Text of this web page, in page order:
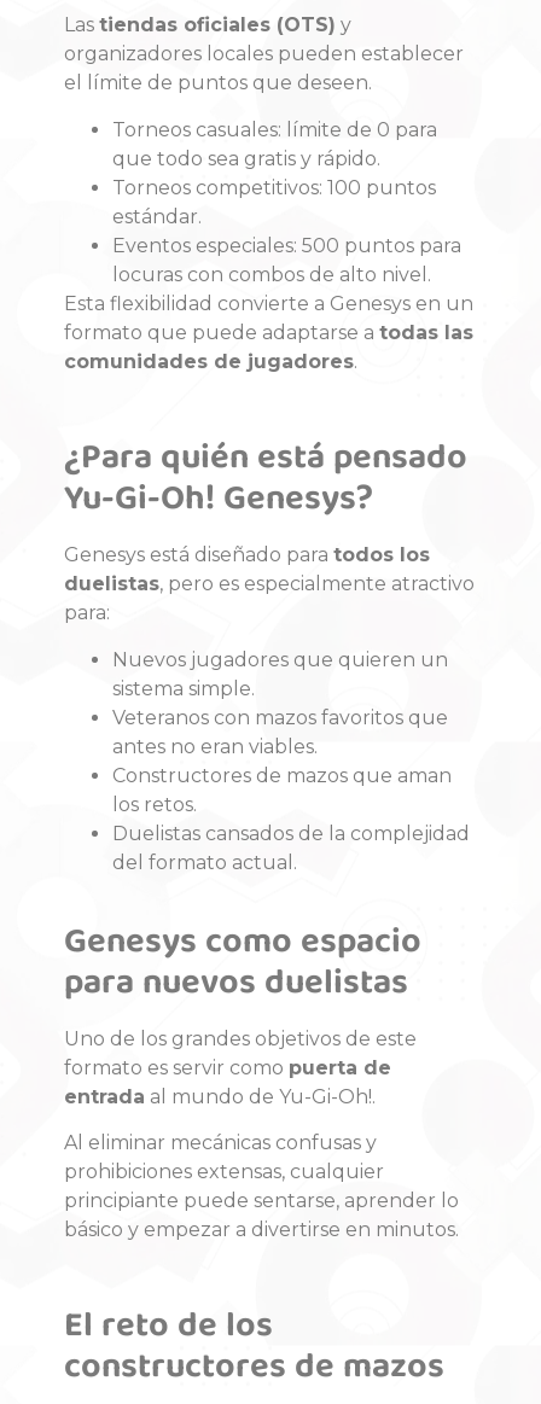
Las tiendas oficiales (OTS) y
organizadores locales pueden establecer
el límite de puntos que deseen.
Torneos casuales: límite de 0 para
que todo sea gratis y rápido.
Torneos competitivos: 100 puntos
estándar.
Eventos especiales: 500 puntos para
locuras con combos de alto nivel.
Esta flexibilidad convierte a Genesys en un
formato que puede adaptarse a todas las
comunidades de jugadores.
¿Para quién está pensado
Yu-Gi-Oh! Genesys?
Genesys está diseñado para todos los
duelistas, pero es especialmente atractivo
para:
Nuevos jugadores que quieren un
sistema simple.
Veteranos con mazos favoritos que
antes no eran viables.
Constructores de mazos que aman
los retos.
Duelistas cansados de la complejidad
del formato actual.
Genesys como espacio
para nuevos duelistas
Uno de los grandes objetivos de este
formato es servir como puerta de
entrada al mundo de Yu-Gi-Oh!.
Al eliminar mecánicas confusas y
prohibiciones extensas, cualquier
principiante puede sentarse, aprender lo
básico y empezar a divertirse en minutos.
El reto de los
constructores de mazos